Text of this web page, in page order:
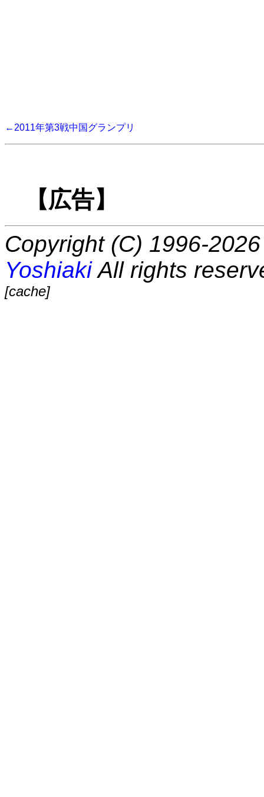
←2011年第3戦中国グランプリ
【広告】
Copyright (C) 1996-
YoshiakiAll rights
[cache]